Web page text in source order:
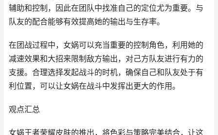
辅助和控制，因此在团队中找准自己的定位尤为重要。与
队友的配合能够有效提高她的输出与生存率。
在团战过程中，女娲可以充当重要的控制角色，利用她的
减速效果和大招来限制敌方输出，对己方队友进行有力的
支援。合理选择发起战斗的时机，确保自己和队友处于有
利位置，可以让女娲在战斗中发挥出更大的作用。
观点汇总
女娲王者荣耀皮肤的推出，将色彩与策略完美结合，让这